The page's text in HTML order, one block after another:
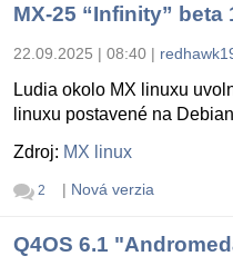
MX-25 “Infinity” beta
22.09.2025 | 08:40 |
Ludia okolo MX linuxu
linuxu postavené na
Zdroj: MX linux
2 | Nová verzia
Q4OS 6.1